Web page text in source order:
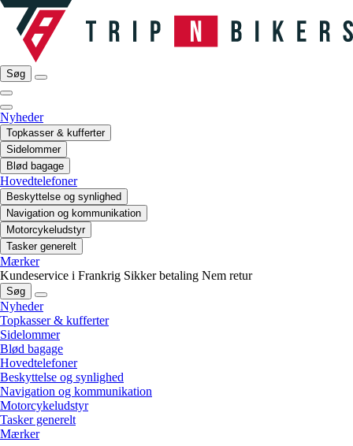
Søg
Nyheder
Topkasser & kufferter
Sidelommer
Blød bagage
Hovedtelefoner
Beskyttelse og synlighed
Navigation og kommunikation
Motorcykeludstyr
Tasker generelt
Mærker
Kundeservice i Frankrig Sikker betaling Nem retur
Søg
Nyheder
Topkasser & kufferter
Sidelommer
Blød bagage
Hovedtelefoner
Beskyttelse og synlighed
Navigation og kommunikation
Motorcykeludstyr
Tasker generelt
Mærker